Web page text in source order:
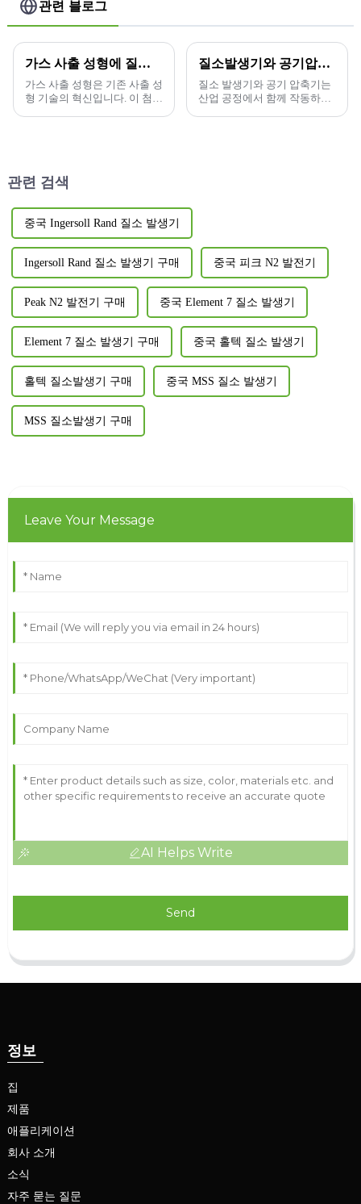
관련 블로그
가스 사출 성형에 질소 발생기의 적용
가스 사출 성형은 기존 사출 성
형 기술의 혁신입니다. 이 첨단
질소발생기와 공기압축기의 관계는 무엇인가?
질소 발생기와 공기 압축기는
산업 공정에서 함께 작동하여
관련 검색
중국 Ingersoll Rand 질소 발생기
Ingersoll Rand 질소 발생기 구매 중국 피크 N2 발전기
Peak N2 발전기 구매 중국 Element 7 질소 발생기
Element 7 질소 발생기 구매 중국 홀텍 질소 발생기
홀텍 질소발생기 구매 중국 MSS 질소 발생기
MSS 질소발생기 구매
Leave Your Message
AI Helps Write
Send
정보
집
제품
애플리케이션
회사 소개
소식
자주 묻는 질문